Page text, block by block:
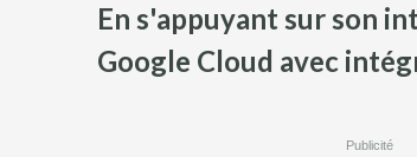
En s'appuyant sur son
Google Cloud avec
Publicité